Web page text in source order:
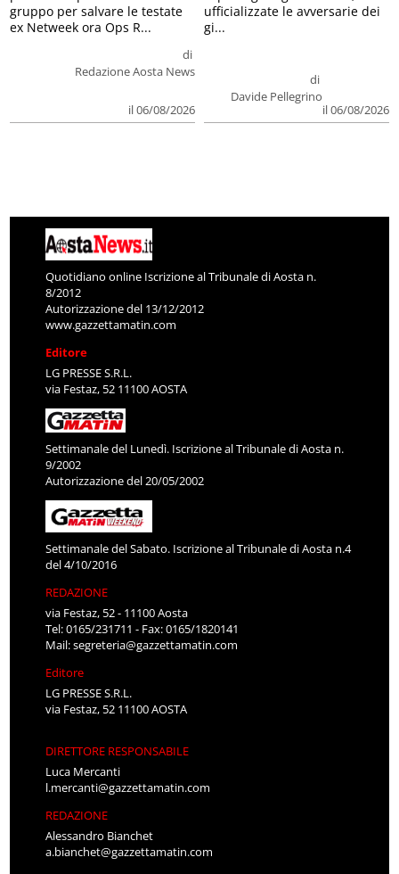
di
Redazione Aosta News
il 06/08/2026
gruppo per salvare le testate
ex Netweek ora Ops R...
di
Davide Pellegrino
il 06/08/2026
ufficializzate le avversarie dei
gi...
Quotidiano online Iscrizione al Tribunale di Aosta n.
8/2012
Autorizzazione del 13/12/2012
www.gazzettamatin.com
Editore
LG PRESSE S.R.L.
via Festaz, 52 11100 AOSTA
Settimanale del Lunedì. Iscrizione al Tribunale di Aosta n.
9/2002
Autorizzazione del 20/05/2002
Settimanale del Sabato. Iscrizione al Tribunale di Aosta n.4
del 4/10/2016
REDAZIONE
via Festaz, 52 - 11100 Aosta
Tel: 0165/231711 - Fax: 0165/1820141
Mail:segreteria@gazzettamatin.com
Editore
LG PRESSE S.R.L.
via Festaz, 52 11100 AOSTA
DIRETTORE RESPONSABILE
Luca Mercanti
l.mercanti@gazzettamatin.com
REDAZIONE
Alessandro Bianchet
a.bianchet@gazzettamatin.com